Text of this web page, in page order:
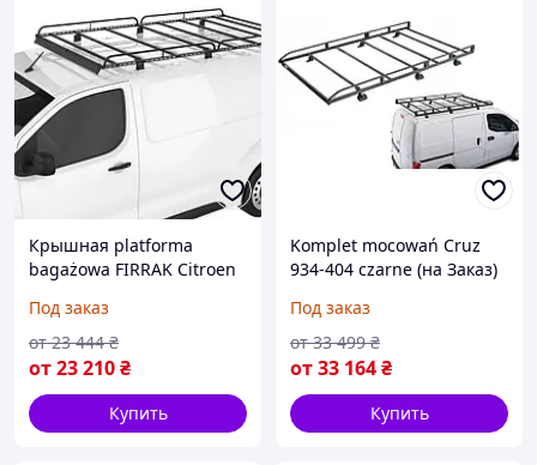
Крышная platforma
bagażowa FIRRAK Citroen
(на Заказ)
Под заказ
от23 210₴
от 23 444 ₴
Купить
Komplet mocowań Cruz
934-404 czarne (на Заказ)
Под заказ
от33 164₴
от 33 499 ₴
Купить